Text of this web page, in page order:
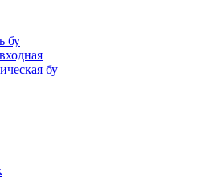
бу
бу